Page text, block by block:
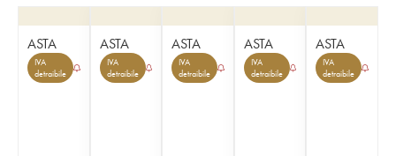
ASTA
IVA
detraibile
ASTA
IVA
detraibile
ASTA
IVA
detraibile
ASTA
IVA
detraibile
ASTA
IVA
detraibile